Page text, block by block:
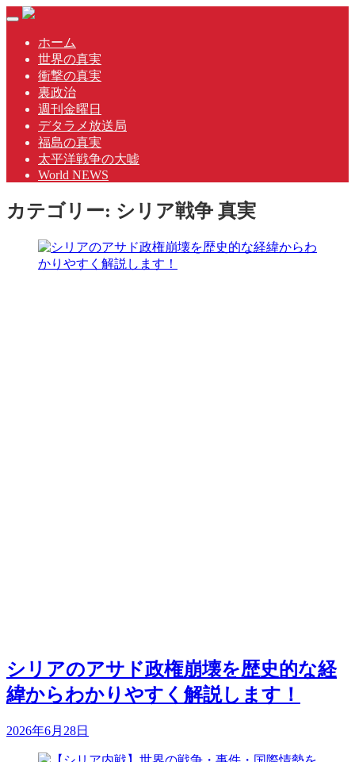
Skip
content
Toggle
navigationホーム
世界の真実
衝撃の真実
裏政治
週刊金曜日
デタラメ放送局
福島の真実
太平洋戦争の大嘘
World NEWS
カテゴリー: シリア戦争 真実
シリアのアサド政権崩壊を歴史的な経
緯からわかりやすく解説します！
2026年6月28日